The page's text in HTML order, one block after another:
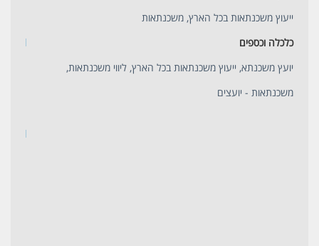
ייעוץ משכנתאות בכל הארץ, משכנתאות
כלכלה וכספים
יועץ משכנתא, ייעוץ משכנתאות בכל הארץ, ליווי משכנתאות,
משכנתאות - יועצים